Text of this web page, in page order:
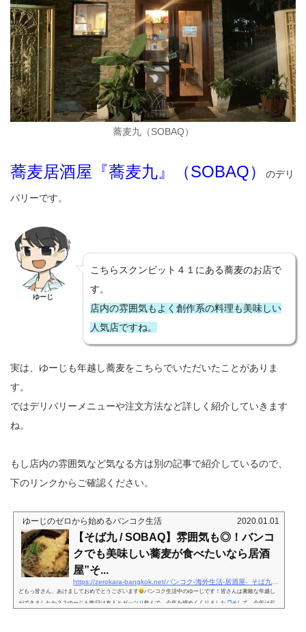
蕎麦九（SOBAQ）
蕎麦居酒屋『蕎麦九』（SOBAQ） のデリ
バリーです。
ゆーじ
こちらスクンビット４１にある蕎麦のお店で
す。
店内の雰囲気もよく創作系の料理も美味しい
人気店ですね。
実は、ゆーじも年越し蕎麦をこちらでいただいたことがありま
す。
ではデリバリーメニューや注文方法など詳しく紹介していきます
ね。
もし店内の雰囲気など気なる方は別の記事で紹介しているので、
下のリンクからご確認ください。
ゆーじのゼロから始めるバンコク生活 2020.01.01
【そば九 / SOBAQ】雰囲気も◎！バンコ
クでも美味しい蕎麦が食べたいなら居酒
屋”そ...
https://zerokara-bangkok.net/バンコク-海外生活-居酒屋-_そば九-メニュー-プロン
どもっ皆さん、あけましておめでとうございます
バンコク生活中のゆーじです！皆さんは素敵な年越し
ができましたか？？ゆーじも昨日は友人とガッツリ飲んで、今年を締めくくりました
そして、今年は引